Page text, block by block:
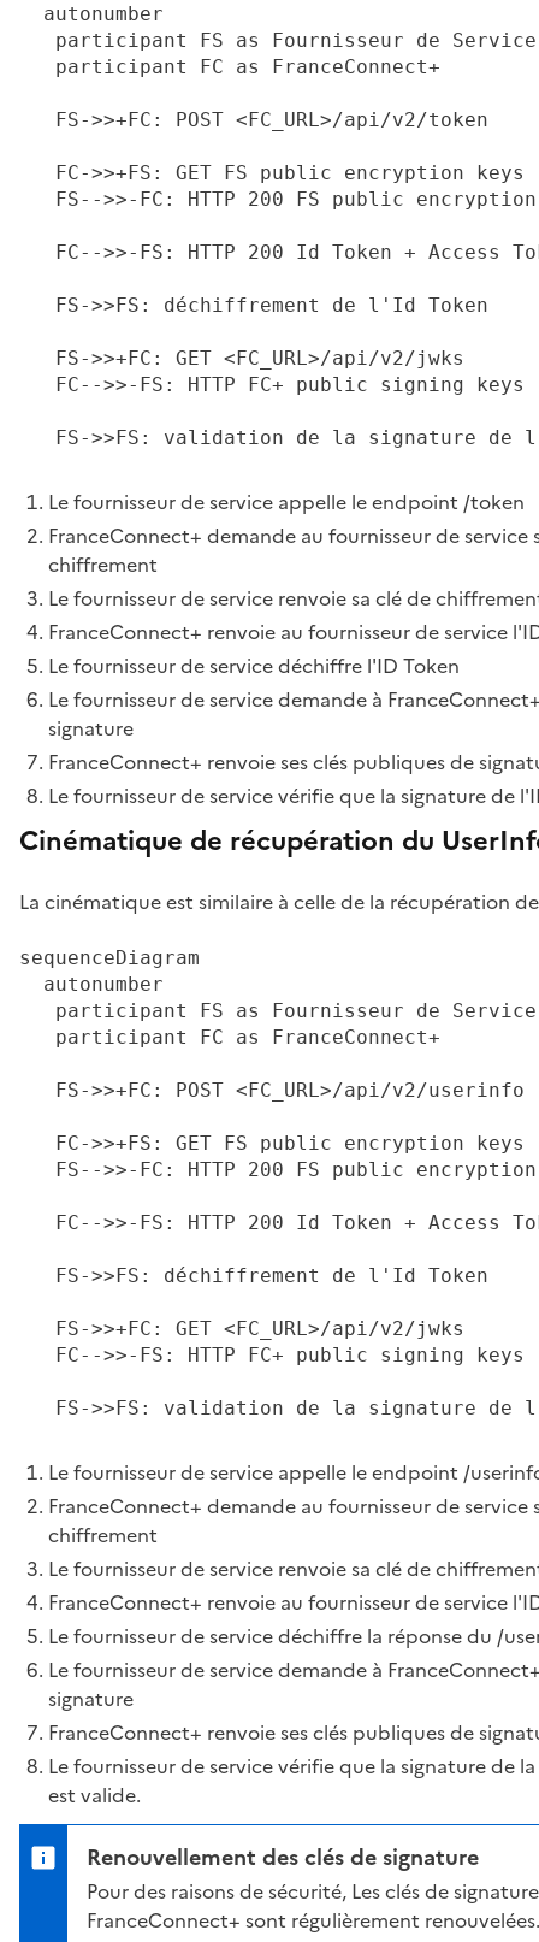
  autonumber
   participant FS as Fournisseur de Service
   participant FC as FranceConnect+
   FS->>+FC: POST <FC_URL>/api/v2/token
   FC->>+FS: GET FS public encryption keys
FS-->>-FC: HTTP 200 FS public
FC-->>-FS: HTTP 200 Id Token + Access
   FS->>FS: déchiffrement de l'Id Token
   FS->>+FC: GET <FC_URL>/api/v2/jwks
   FC-->>-FS: HTTP FC+ public signing keys
FS->>FS: validation de la signature de
Le fournisseur de service appelle le endpoint /token
FranceConnect+ demande au fournisseur de service
chiffrement
Le fournisseur de service renvoie sa clé de
FranceConnect+ renvoie au fournisseur de service
Le fournisseur de service déchiffre l'ID Token
Le fournisseur de service demande à
signature
FranceConnect+ renvoie ses clés publiques de
Le fournisseur de service vérifie que la signature de
Cinématique de récupération du
La cinématique est similaire à celle de la récupération
sequenceDiagram
  autonumber
   participant FS as Fournisseur de Service
   participant FC as FranceConnect+
   FS->>+FC: POST <FC_URL>/api/v2/userinfo
   FC->>+FS: GET FS public encryption keys
FS-->>-FC: HTTP 200 FS public
FC-->>-FS: HTTP 200 Id Token + Access
   FS->>FS: déchiffrement de l'Id Token
   FS->>+FC: GET <FC_URL>/api/v2/jwks
   FC-->>-FS: HTTP FC+ public signing keys
FS->>FS: validation de la signature de
Le fournisseur de service appelle le endpoint /
FranceConnect+ demande au fournisseur de service
chiffrement
Le fournisseur de service renvoie sa clé de
FranceConnect+ renvoie au fournisseur de service
Le fournisseur de service déchiffre la réponse du /
Le fournisseur de service demande à
signature
FranceConnect+ renvoie ses clés publiques de
Le fournisseur de service vérifie que la signature de
est valide.
Renouvellement des clés de signature
Pour des raisons de sécurité, Les clés de
FranceConnect+ sont régulièrement